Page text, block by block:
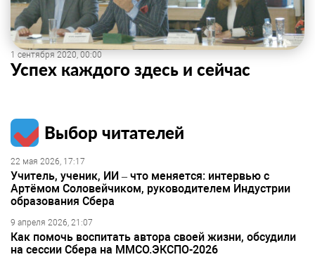
1 сентября 2020, 00:00
Успех каждого здесь и сейчас
Выбор читателей
22 мая 2026, 17:17
Учитель, ученик, ИИ – что меняется: интервью с
Артёмом Соловейчиком, руководителем Индустрии
образования Сбера
9 апреля 2026, 21:07
Как помочь воспитать автора своей жизни, обсудили
на сессии Сбера на ММСО.ЭКСПО-2026